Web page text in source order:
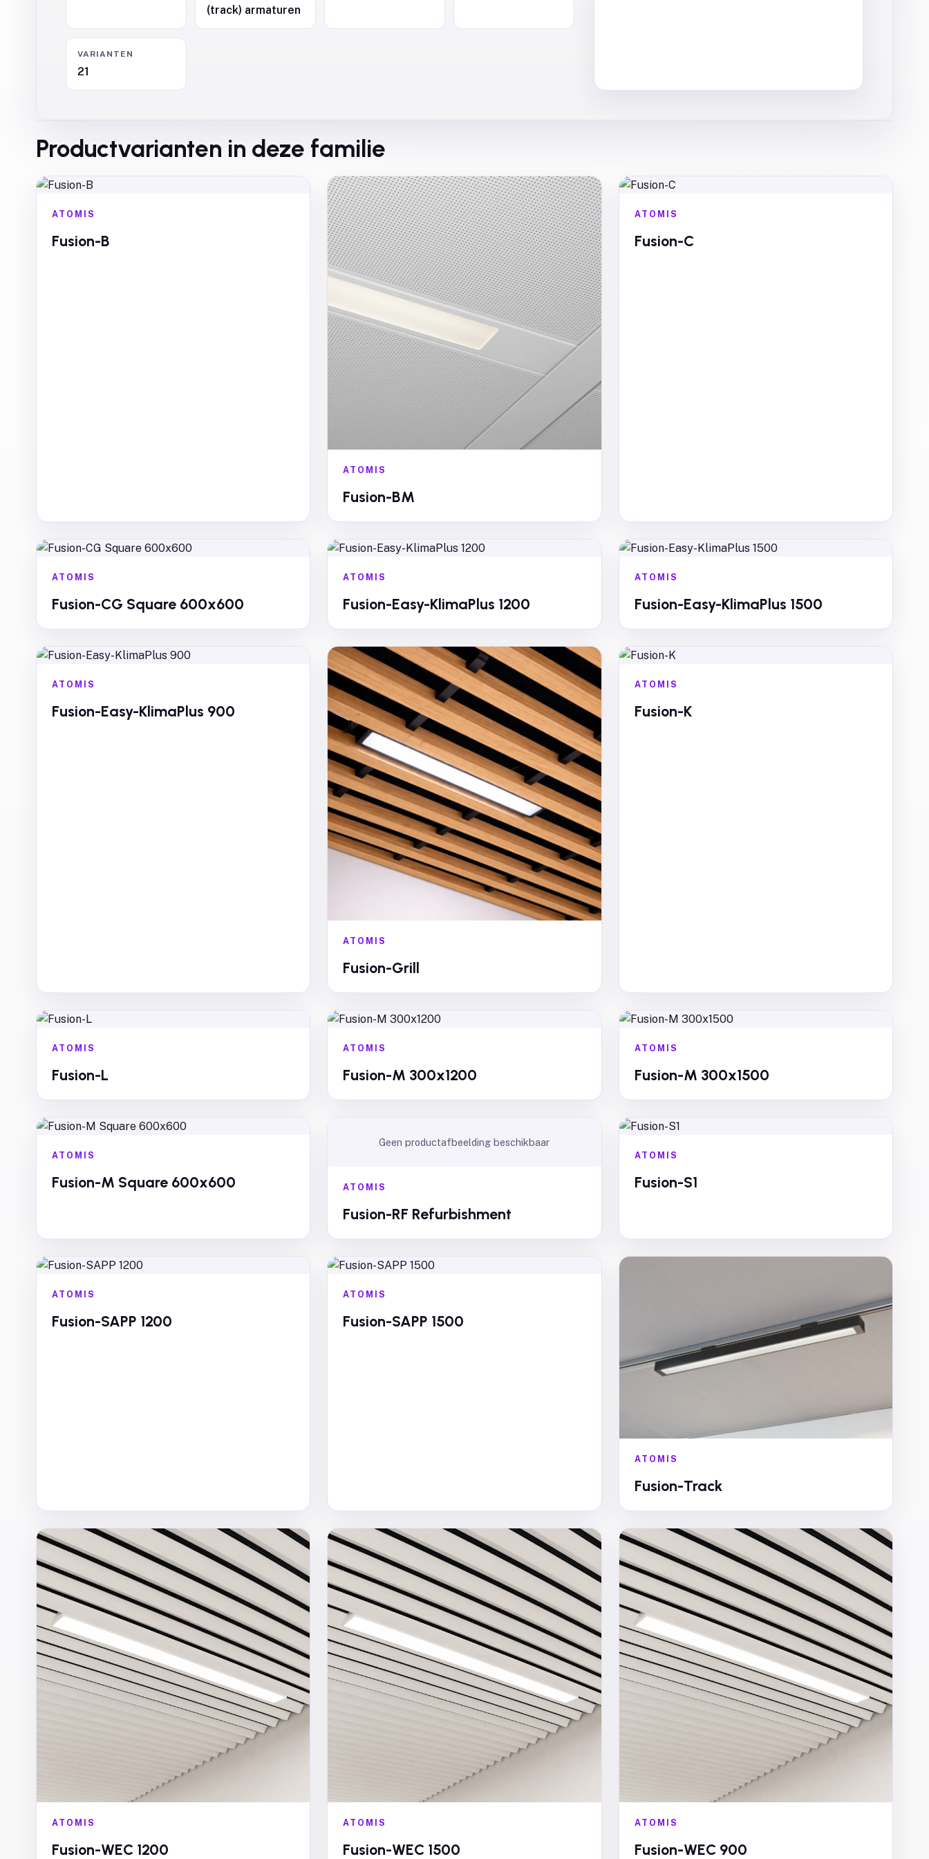
(track) armaturen
VARIANTEN
21
Productvarianten in deze familie
ATOMIS
Fusion-B
ATOMIS
Fusion-BM
ATOMIS
Fusion-C
ATOMIS
Fusion-CG Square 600x600
ATOMIS
Fusion-Easy-KlimaPlus 1200
ATOMIS
Fusion-Easy-KlimaPlus 1500
ATOMIS
Fusion-Easy-KlimaPlus 900
ATOMIS
Fusion-Grill
ATOMIS
Fusion-K
ATOMIS
Fusion-L
ATOMIS
Fusion-M 300x1200
ATOMIS
Fusion-M 300x1500
ATOMIS
Fusion-M Square 600x600
Geen productafbeelding beschikbaar
ATOMIS
Fusion-RF Refurbishment
ATOMIS
Fusion-S1
ATOMIS
Fusion-SAPP 1200
ATOMIS
Fusion-SAPP 1500
ATOMIS
Fusion-Track
ATOMIS
Fusion-WEC 1200
ATOMIS
Fusion-WEC 1500
ATOMIS
Fusion-WEC 900